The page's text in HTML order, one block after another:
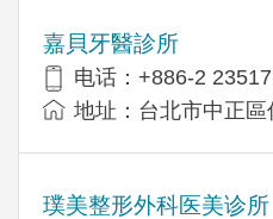
嘉貝牙醫診所
电话：+886-2
地址：台北市中正
璞美整形外科医美诊所